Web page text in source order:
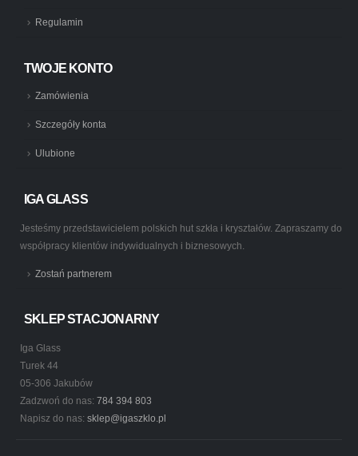
Regulamin
TWOJE KONTO
Zamówienia
Szczegóły konta
Ulubione
IGA GLASS
Jesteśmy przedstawicielem polskich hut szkła i kryształów. Zapraszamy do
współpracy klientów indywidualnych i biznesowych.
Zostań partnerem
SKLEP STACJONARNY
Iga Glass
Turek 44
05-306 Jakubów
Zadzwoń do nas: 784 394 803
Napisz do nas: sklep@igaszklo.pl